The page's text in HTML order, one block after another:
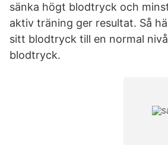
sänka högt blodtryck och
aktiv träning ger resultat. Så
sitt blodtryck till en normal
blodtryck.